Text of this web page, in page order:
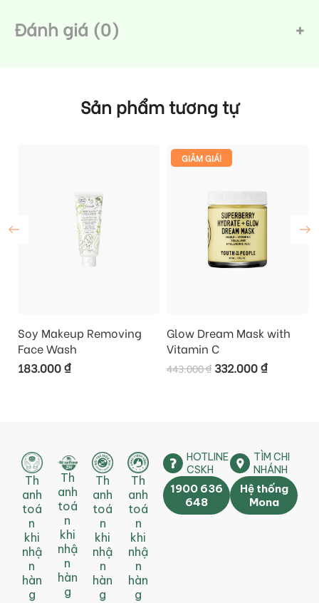
Đánh giá (0)
Sản phẩm tương tự
Soy Makeup Removing
Face Wash
183.000₫
GIẢM GIÁ!
Glow Dream Mask with
Vitamin C
443.000₫ 332.000₫
Th
anh
toá
n
khi
nhậ
n
hàn
g
Th
anh
toá
n
khi
nhậ
n
hàn
g
Th
anh
toá
n
khi
nhậ
n
hàn
g
Th
anh
toá
n
khi
nhậ
n
hàn
g
HOTLINE
CSKH
1900 636
648
TÌM CHI
NHÁNH
Hệ thống
Mona